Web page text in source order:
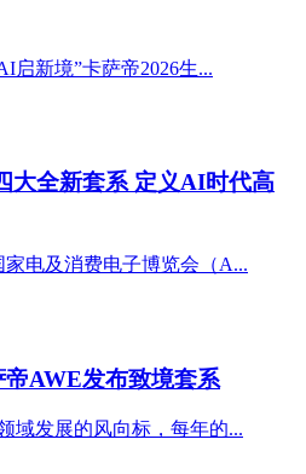
启新境”卡萨帝2026生...
大全新套系 定义AI时代高
家电及消费电子博览会（A...
AWE发布致境套系
域发展的风向标，每年的...